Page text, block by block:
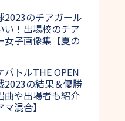
2023のチアガール
い！出場校のチア
女子画像集【夏の
バトルTHE OPEN
2023の結果＆優勝
曲や出場者も紹介
マ混合】